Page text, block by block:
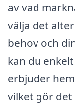
av vad
välja det
behov och
kan du
erbjuder
vilket gör